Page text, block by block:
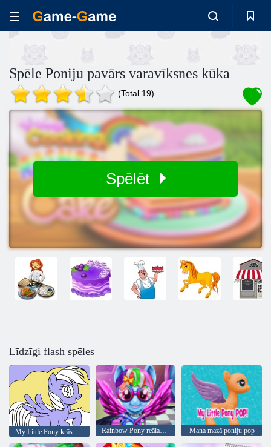
Spēle Poniju pavārs varavīksnes kūka
(Total 19)
Spēlēt
Līdzīgi flash spēles
My Little Pony krāsojamā grāmata Rainbow Pony reālas frizūras Mana mazā poniju pop